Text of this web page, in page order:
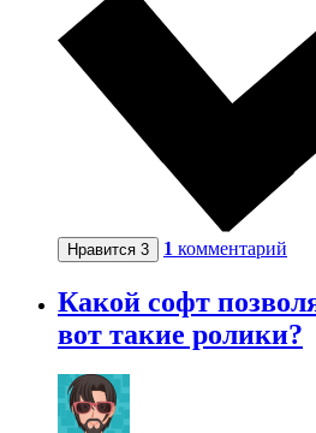
Нравится 3 1 комментарий
Какой софт
вот такие ролики?